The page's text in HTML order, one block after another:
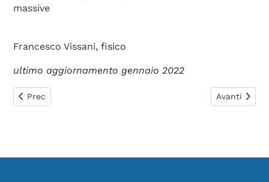
massive
Francesco Vissani, fisico
ultimo aggiornamento gennaio 2022
Articolo precedente: 0513. Neutrini e decadimenti molto rari
Prec Articolo
Avanti